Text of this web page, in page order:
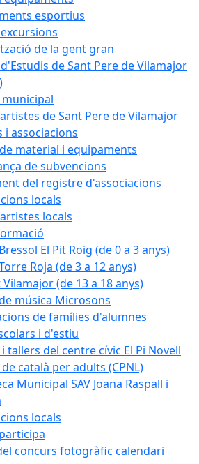
esportius
de la gent gran
de Sant Pere de Vilamajor
municipal
de Sant Pere de Vilamajor
i associacions
material i equipaments
de subvencions
del registre d'associacions
locals
locals
El Pit Roig (de 0 a 3 anys)
Roja (de 3 a 12 anys)
(de 13 a 18 anys)
música Microsons
de famílies d'alumnes
i d'estiu
tallers del centre cívic El Pi Novell
català per adults (CPNL)
Municipal SAV Joana Raspall i
locals
concurs fotogràfic calendari